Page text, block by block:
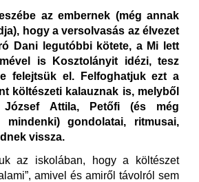
az embernek (még annak
hogy a versolvasás az élvezet
Dani legutóbbi kötete, a Mi lett
is Kosztolányit idézi, tesz
felejtsük el. Felfoghatjuk ezt a
költészeti kalauznak is, melyből
József Attila, Petőfi (és még
mindenki) gondolatai, ritmusai,
vissza.
az iskolában, hogy a költészet
amivel és amiről távolról sem